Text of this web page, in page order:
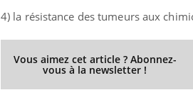
4) la résistance des tumeurs aux
Vous aimez cet article ? Abonnez-
vous à la newsletter !